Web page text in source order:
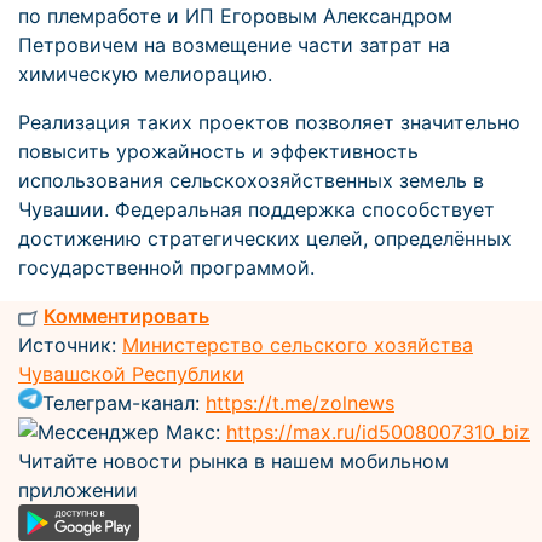
по племработе и ИП Егоровым Александром
Петровичем на возмещение части затрат на
химическую мелиорацию.
Реализация таких проектов позволяет значительно
повысить урожайность и эффективность
использования сельскохозяйственных земель в
Чувашии. Федеральная поддержка способствует
достижению стратегических целей, определённых
государственной программой.
Комментировать
Источник: Министерство сельского хозяйства
Чувашской Республики
Телеграм-канал: https://t.me/zolnews
Мессенджер Макс: https://max.ru/id5008007310_biz
Читайте новости рынка в нашем мобильном
приложении